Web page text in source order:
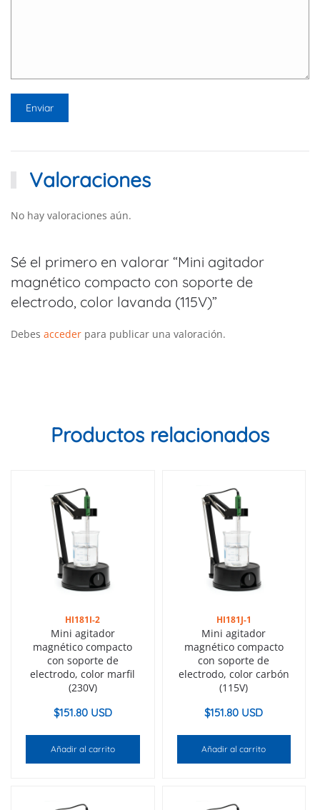
Valoraciones
No hay valoraciones aún.
Sé el primero en valorar “Mini agitador
magnético compacto con soporte de
electrodo, color lavanda (115V)”
Debes acceder para publicar una valoración.
Productos relacionados
HI181I-2
Mini agitador
magnético compacto
con soporte de
electrodo, color marfil
(230V)
$151.80 USD
Añadir al carrito
HI181J-1
Mini agitador
magnético compacto
con soporte de
electrodo, color carbón
(115V)
$151.80 USD
Añadir al carrito